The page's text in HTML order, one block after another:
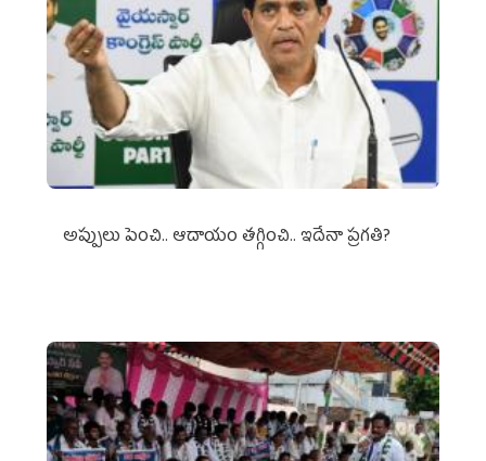
అప్పులు పెంచి.. ఆదాయం తగ్గించి.. ఇదేనా ప్రగతి?